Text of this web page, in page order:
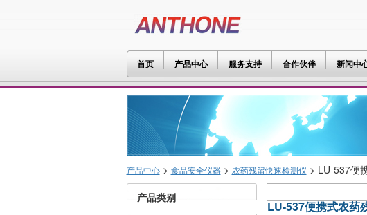
首页 产品中心 服务支持 合作伙伴 新闻中
产品中心> 食品安全仪器> 农药残留快速检测仪 > LU-537便
产品类别
LU-537便携式农药